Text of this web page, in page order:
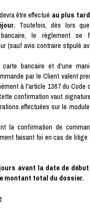
être effectué au plus
Toutefois, dès lors
le règlement se
(sauf avis contraire stipulé
bancaire et d'une
par le Client valent
à l'article 1367 du Code
confirmation vaut
effectuées sur le
la confirmation de
faisant foi en cas de litige
avant la date de
montant total du dossier.